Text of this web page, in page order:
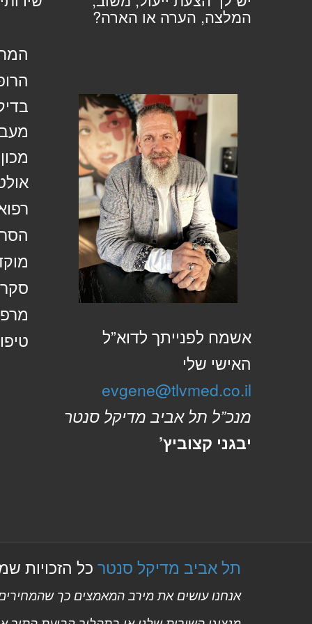
המלצה, הערה או הארה?
אשמח לפנייתך לדוא”ל
האישי שלי
evgene@tlvmed.co.il
מנכ”ל תל אביב מדיקל סנטר
יבגני קצוביץ’
תל אביב מדיקל סנטר כל הזכויות
אנחנו עושים את מירב המאמצים כך